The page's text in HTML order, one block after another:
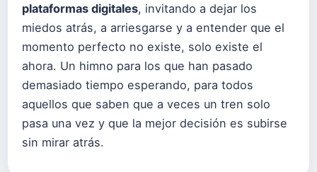
plataformas digitales, invitando a dejar los
miedos atrás, a arriesgarse y a entender que el
momento perfecto no existe, solo existe el
ahora. Un himno para los que han pasado
demasiado tiempo esperando, para todos
aquellos que saben que a veces un tren solo
pasa una vez y que la mejor decisión es subirse
sin mirar atrás.